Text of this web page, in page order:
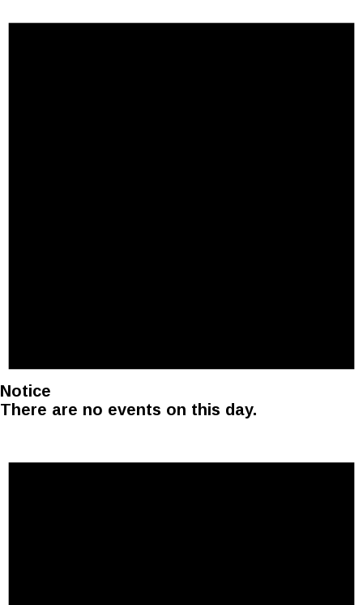
Notice
There are no events on this day.